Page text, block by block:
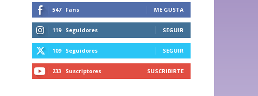
547 Fans ME GUSTA
119 Seguidores SEGUIR
109 Seguidores SEGUIR
233 Suscriptores SUSCRIBIRTE